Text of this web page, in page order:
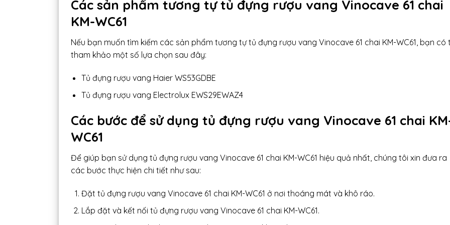
Các sản phẩm tương tự tủ đựng rượu vang Vinocave 61 chai
KM-WC61
Nếu bạn muốn tìm kiếm các sản phẩm tương tự tủ đựng rượu vang Vinocave 61 chai KM-WC61, bạn có
tham khảo một số lựa chọn sau đây:
Tủ đựng rượu vang Haier WS53GDBE
Tủ đựng rượu vang Electrolux EWS29EWAZ4
Các bước để sử dụng tủ đựng rượu vang Vinocave 61 chai
WC61
Để giúp bạn sử dụng tủ đựng rượu vang Vinocave 61 chai KM-WC61 hiệu quả nhất, chúng tôi xin đưa ra
các bước thực hiện chi tiết như sau:
Đặt tủ đựng rượu vang Vinocave 61 chai KM-WC61 ở nơi thoáng mát và khô ráo.
Lắp đặt và kết nối tủ đựng rượu vang Vinocave 61 chai KM-WC61.